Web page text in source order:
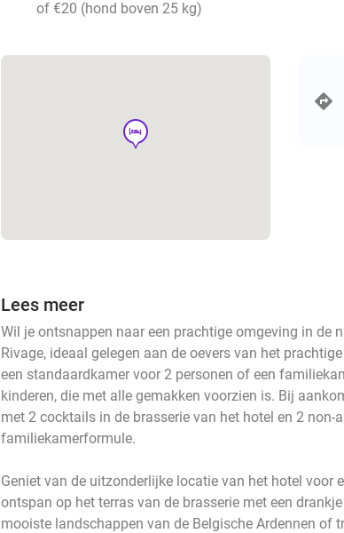
of €20 (hond boven 25 kg)
hotel
Lees meer
Wil je ontsnappen naar een prachtige omgeving in de
Rivage, ideaal gelegen aan de oevers van het
een standaardkamer voor 2 personen of een
kinderen, die met alle gemakken voorzien is. Bij
met 2 cocktails in de brasserie van het hotel en 2 non-
familiekamerformule.
Geniet van de uitzonderlijke locatie van het hotel voor
ontspan op het terras van de brasserie met een
mooiste landschappen van de Belgische Ardennen of